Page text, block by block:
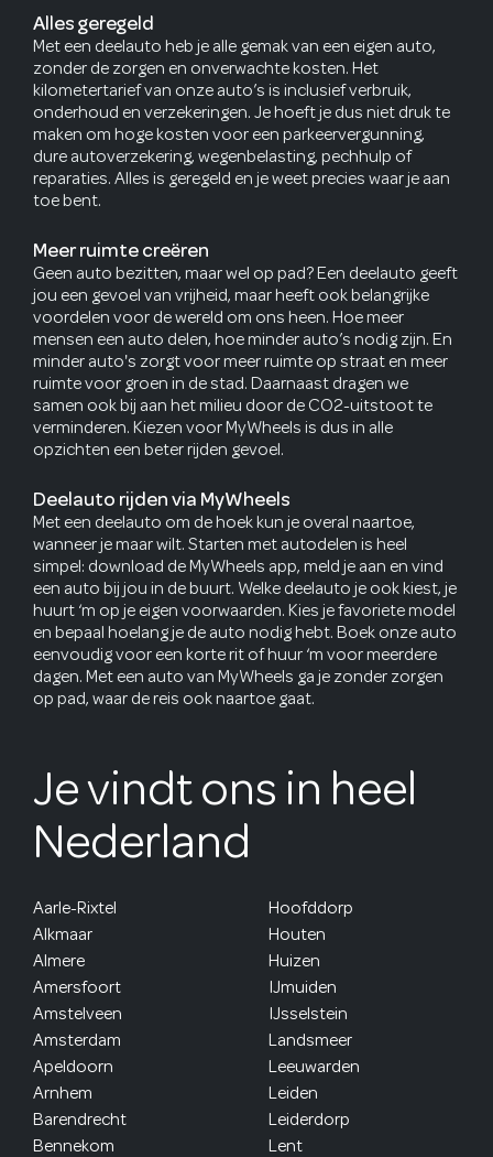
Alles geregeld
Met een deelauto heb je alle gemak van een eigen auto,
zonder de zorgen en onverwachte kosten. Het
kilometertarief van onze auto’s is inclusief verbruik,
onderhoud en verzekeringen. Je hoeft je dus niet druk te
maken om hoge kosten voor een parkeervergunning,
dure autoverzekering, wegenbelasting, pechhulp of
reparaties. Alles is geregeld en je weet precies waar je aan
toe bent.
Meer ruimte creëren
Geen auto bezitten, maar wel op pad? Een deelauto geeft
jou een gevoel van vrijheid, maar heeft ook belangrijke
voordelen voor de wereld om ons heen. Hoe meer
mensen een auto delen, hoe minder auto’s nodig zijn. En
minder auto's zorgt voor meer ruimte op straat en meer
ruimte voor groen in de stad. Daarnaast dragen we
samen ook bij aan het milieu door de CO2-uitstoot te
verminderen. Kiezen voor MyWheels is dus in alle
opzichten een beter rijden gevoel.
Deelauto rijden via MyWheels
Met een deelauto om de hoek kun je overal naartoe,
wanneer je maar wilt. Starten met autodelen is heel
simpel: download de MyWheels app, meld je aan en vind
een auto bij jou in de buurt. Welke deelauto je ook kiest, je
huurt ‘m op je eigen voorwaarden. Kies je favoriete model
en bepaal hoelang je de auto nodig hebt. Boek onze auto
eenvoudig voor een korte rit of huur ‘m voor meerdere
dagen. Met een auto van MyWheels ga je zonder zorgen
op pad, waar de reis ook naartoe gaat.
Je vindt ons in heel
Nederland
Aarle-Rixtel
Alkmaar
Almere
Amersfoort
Amstelveen
Amsterdam
Apeldoorn
Arnhem
Barendrecht
Bennekom
Hoofddorp
Houten
Huizen
IJmuiden
IJsselstein
Landsmeer
Leeuwarden
Leiden
Leiderdorp
Lent